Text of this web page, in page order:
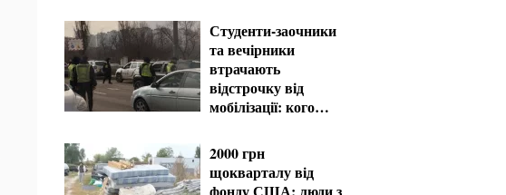
Студенти-заочники
та вечірники
втрачають
відстрочку від
мобілізації: кого
2000 грн
щокварталу від